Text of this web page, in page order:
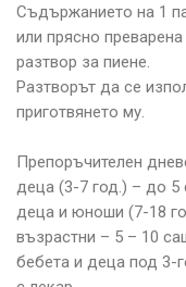
Съдържанието на 1
или прясно
разтвор за пиене.
Разтворът да се
приготвянето му.
Препоръчителен
деца (3-7 год.) – до 5
деца и юноши (7-18
възрастни – 5 – 10
бебета и деца под 3-